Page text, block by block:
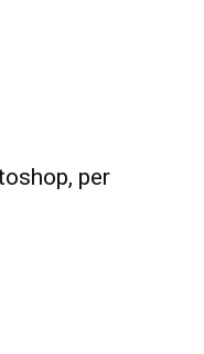
per